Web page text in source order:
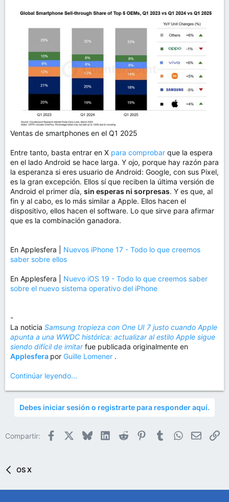
Ventas de smartphones en el Q1 2025
Entre tanto, basta entrar en X para comprobar que la espera
en el lado Android se hace larga. Y ojo, porque hay razón para
la esperanza si eres usuario de Android: Google, con sus Pixel,
es la gran excepción. Ellos sí que reciben la última versión de
Android el primer día, sin esperas ni sorpresas. Y es que, al
fin y al cabo, es lo más similar a Apple. Ellos hacen el
dispositivo, ellos hacen el software. Lo que sirve para afirmar
que es la combinación ganadora.
En Applesfera | Nuevos iPhone 17 - Todo lo que creemos
saber sobre ellos
En Applesfera | Nuevo iOS 19 - Todo lo que creemos saber
sobre el nuevo sistema operativo del iPhone
-
La noticia Samsung tropieza con One UI 7 justo cuando Apple
apunta a una WWDC histórica: actualizar al estilo Apple sigue
siendo difícil de imitarfue publicada originalmente en
Applesfera por Guille Lomener .
Continúar leyendo...
Debes iniciar sesión o registrarte para responder aquí.
Compartir: Facebook BlueskyLinkedIn
Reddit PinterestTumblrWhatsApp
Email
OS X